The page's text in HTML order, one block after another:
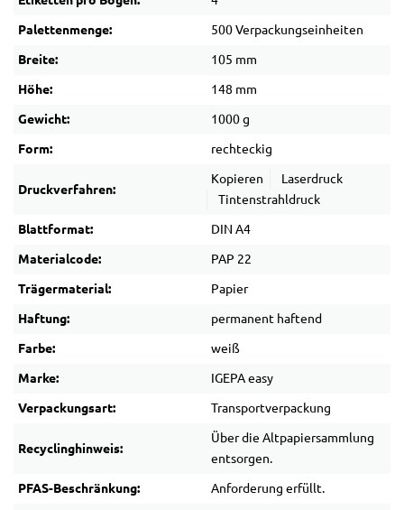
Palettenmenge: 500 Verpackungseinheiten
Breite: 105 mm
Höhe: 148 mm
Gewicht: 1000 g
Form: rechteckig
Druckverfahren:
Kopieren
Laserdruck
Tintenstrahldruck
Blattformat: DIN A4
Materialcode: PAP 22
Trägermaterial: Papier
Haftung: permanent haftend
Farbe: weiß
Marke: IGEPA easy
Verpackungsart: Transportverpackung
Recyclinghinweis:
Über die Altpapiersammlung
entsorgen.
PFAS-Beschränkung: Anforderung erfüllt.